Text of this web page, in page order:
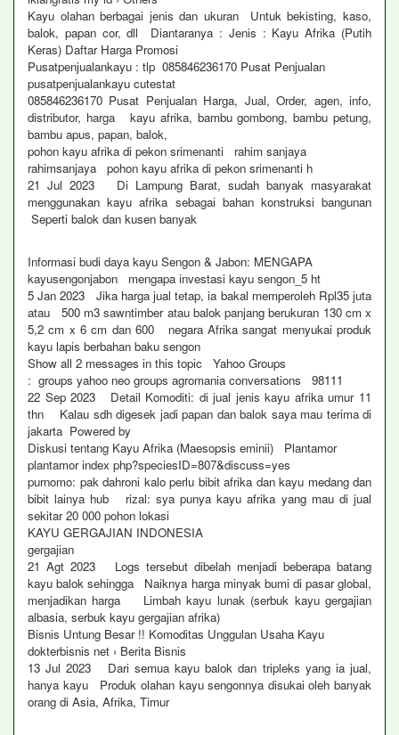
Kayu olahan berbagai jenis dan ukuran Untuk bekisting, kaso,
balok, papan cor, dll Diantaranya : Jenis : Kayu Afrika (Putih
Keras) Daftar Harga Promosi
Pusatpenjualankayu : tlp 085846236170 Pusat Penjualan
pusatpenjualankayu cutestat
085846236170 Pusat Penjualan Harga, Jual, Order, agen, info,
distributor, harga kayu afrika, bambu gombong, bambu petung,
bambu apus, papan, balok,
pohon kayu afrika di pekon srimenanti rahim sanjaya
rahimsanjaya pohon kayu afrika di pekon srimenanti h
21 Jul 2023 Di Lampung Barat, sudah banyak masyarakat
menggunakan kayu afrika sebagai bahan konstruksi bangunan
Seperti balok dan kusen banyak
Informasi budi daya kayu Sengon & Jabon: MENGAPA
kayusengonjabon mengapa investasi kayu sengon_5 ht
5 Jan 2023 Jika harga jual tetap, ia bakal memperoleh Rpl35 juta
atau 500 m3 sawntimber atau balok panjang berukuran 130 cm x
5,2 cm x 6 cm dan 600 negara Afrika sangat menyukai produk
kayu lapis berbahan baku sengon
Show all 2 messages in this topic Yahoo Groups
: groups yahoo neo groups agromania conversations 98111
22 Sep 2023 Detail Komoditi: di jual jenis kayu afrika umur 11
thn Kalau sdh digesek jadi papan dan balok saya mau terima di
jakarta Powered by
Diskusi tentang Kayu Afrika (Maesopsis eminii) Plantamor
plantamor index php?speciesID=807&discuss=yes
purnomo: pak dahroni kalo perlu bibit afrika dan kayu medang dan
bibit lainya hub rizal: sya punya kayu afrika yang mau di jual
sekitar 20 000 pohon lokasi
KAYU GERGAJIAN INDONESIA
gergajian
21 Agt 2023 Logs tersebut dibelah menjadi beberapa batang
kayu balok sehingga Naiknya harga minyak bumi di pasar global,
menjadikan harga Limbah kayu lunak (serbuk kayu gergajian
albasia, serbuk kayu gergajian afrika)
Bisnis Untung Besar !! Komoditas Unggulan Usaha Kayu
dokterbisnis net › Berita Bisnis
13 Jul 2023 Dari semua kayu balok dan tripleks yang ia jual,
hanya kayu Produk olahan kayu sengonnya disukai oleh banyak
orang di Asia, Afrika, Timur